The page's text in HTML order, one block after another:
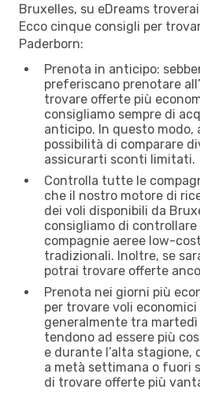
Bruxelles, su eDreams
Ecco cinque consigli per
Paderborn:
Prenota in anticipo:
preferiscano prenotare
trovare offerte più
consigliamo sempre di
anticipo. In questo modo,
possibilità di comparare
assicurarti sconti limitati.
Controlla tutte le
che il nostro motore di
dei voli disponibili da
consigliamo di controllare
compagnie aeree low-
tradizionali. Inoltre, se
potrai trovare offerte
Prenota nei giorni più
per trovare voli
generalmente tra
tendono ad essere più
e durante l’alta stagione,
a metà settimana o fuori
di trovare offerte più